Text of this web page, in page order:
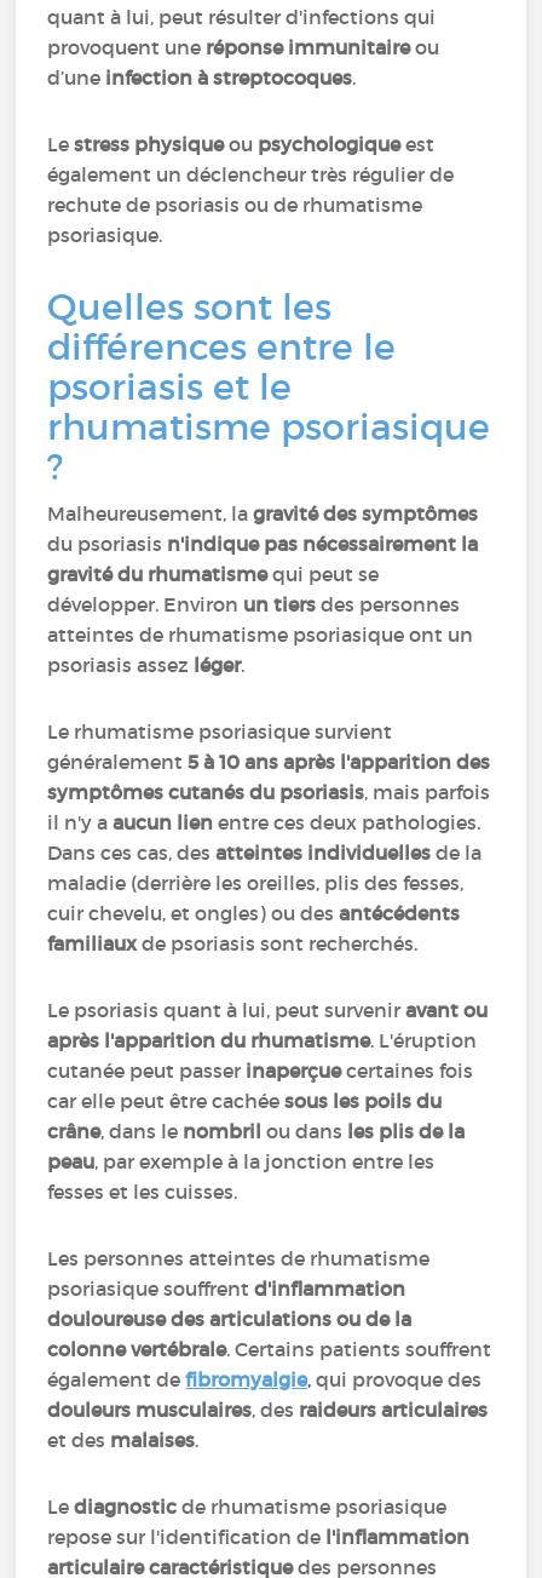
quant à lui, peut résulter d'infections qui
provoquent une réponse immunitaireou
d’une infection à streptocoques.
Lestress physiqueou psychologiqueest
également un déclencheur très régulier de
rechute de psoriasis ou de rhumatisme
psoriasique.
Quelles sont les
différences entre le
psoriasis et le
rhumatisme psoriasique
?
Malheureusement, lagravité des symptômes
du psoriasis n'indique pas nécessairement la
gravité du rhumatismequi peut se
développer. Environ un tiers des personnes
atteintes de rhumatisme psoriasique ont un
psoriasis assez léger.
Le rhumatisme psoriasique survient
généralement 5 à 10 ans après l'apparition des
symptômes cutanés du psoriasis, mais parfois
il n'y aaucun lien entre ces deux pathologies.
Dans ces cas, desatteintes individuelles de la
maladie (derrière les oreilles, plis des fesses,
cuir chevelu, et ongles) ou desantécédents
familiauxde psoriasis sont recherchés.
Le psoriasis quant à lui, peut surveniravant ou
après l'apparition du rhumatisme. L'éruption
cutanée peut passer inaperçuecertaines fois
car elle peut être cachéesous les poils du
crâne, dans le nombrilou dans les plis de la
peau, par exemple à la jonction entre les
fesses et les cuisses.
Les personnes atteintes de rhumatisme
psoriasique souffrentd'inflammation
douloureuse des articulations ou de la
colonne vertébrale. Certains patients souffrent
également de fibromyalgie,qui provoque des
douleurs musculaires, des raideurs articulaires
et des malaises.
Lediagnosticde rhumatisme psoriasique
repose sur l'identification de l'inflammation
articulaire caractéristiquedes personnes